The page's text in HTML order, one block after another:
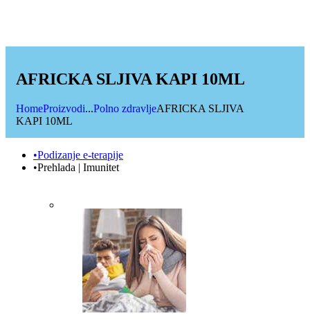
AFRICKA SLJIVA KAPI 10ML
HomeProizvodi...Polno zdravljeAFRICKA SLJIVA
KAPI 10ML
•Podizanje e-terapije
•Prehlada | Imunitet